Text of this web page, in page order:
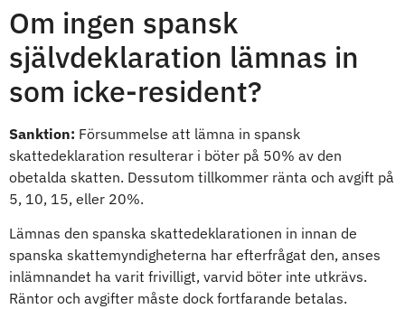
Om ingen spansk
självdeklaration lämnas in
som icke-resident?
Sanktion: Försummelse att lämna in spansk
skattedeklaration resulterar i böter på 50% av den
obetalda skatten. Dessutom tillkommer ränta och avgift på
5, 10, 15, eller 20%.
Lämnas den spanska skattedeklarationen in innan de
spanska skattemyndigheterna har efterfrågat den, anses
inlämnandet ha varit frivilligt, varvid böter inte utkrävs.
Räntor och avgifter måste dock fortfarande betalas.